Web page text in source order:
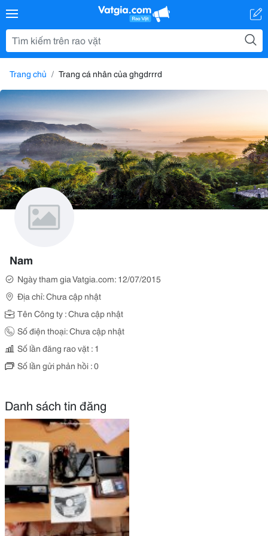
Trang chủ Trang cá nhân của ghgdrrrd
Nam
Ngày tham gia Vatgia.com: 12/07/2015
Địa chỉ: Chưa cập nhật
Tên Công ty : Chưa cập nhật
Số điện thoại: Chưa cập nhật
Số lần đăng rao vặt : 1
Số lần gửi phản hồi : 0
Danh sách tin đăng